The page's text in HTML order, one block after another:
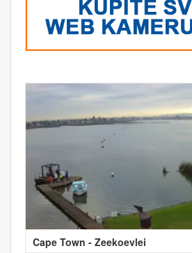
Cape Town - Zeekoevlei